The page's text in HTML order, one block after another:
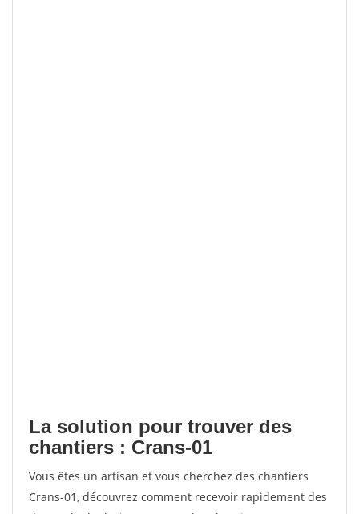
La solution pour trouver des
chantiers : Crans-01
Vous êtes un artisan et vous cherchez des chantiers
Crans-01, découvrez comment recevoir rapidement des